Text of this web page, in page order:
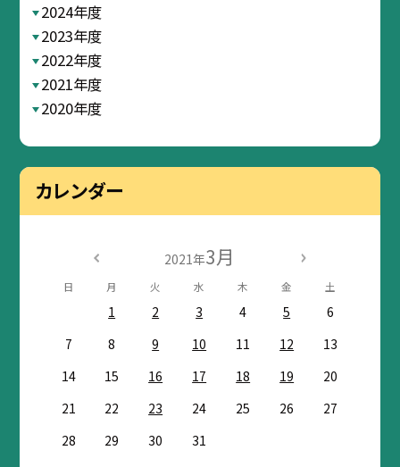
2024年度
2023年度
2022年度
2021年度
2020年度
カレンダー
2021年3月
日 月 火 水 木 金 土
1 2 3 4 5
6
7
8 9 10 11 12
13
14
15 16 17 18 19
20
21
22 23 24 25 26
27
28
29 30 31